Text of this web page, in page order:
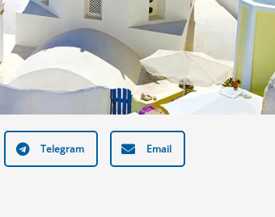
Telegram Email